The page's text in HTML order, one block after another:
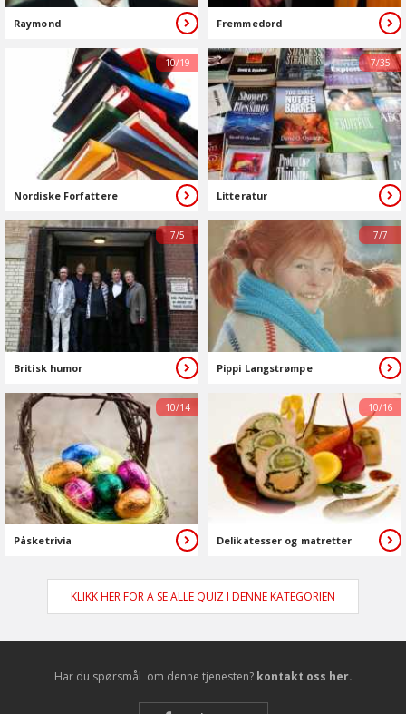
Raymond Fremmedord
Nordiske Forfattere
10/19
Litteratur
7/35
Britisk humor
7/5
Pippi Langstrømpe
7/7
Påsketrivia
10/14
Delikatesser og matretter
10/16
KLIKK HER FOR A SE ALLE QUIZ I DENNE KATEGORIEN
Har du spørsmål om denne tjenesten? kontakt oss her.